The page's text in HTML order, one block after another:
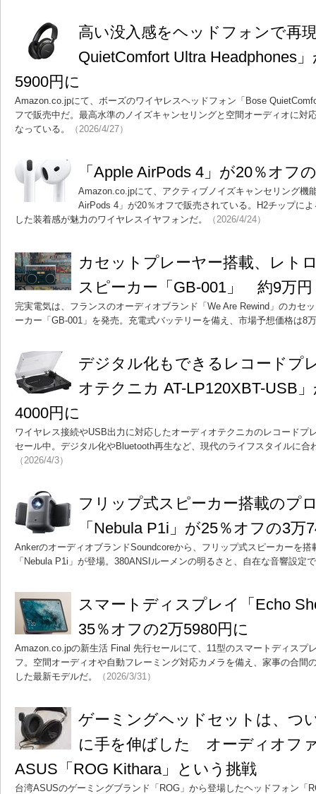
高い没入感をヘッドフォンで再
QuietComfort Ultra Headphones
5900円に
Amazon.co.jpにて、ボーズのワイヤレスヘッドフォン「Bose
フで販売中だ。最高水準のノイズキャンセリングと空間オーディオに対
なっている。
（2026/4/27）
「Apple AirPods 4」が20％オフ
Amazon.co.jpにて、アクティブノイズキャンセリング機
AirPods 4」が20％オフで販売されている。H2チップに
した装着感が魅力のワイヤレスイヤフォンだ。
（2026/4/24）
カセットプレーヤー搭載、レト
スピーカー「GB-001」 約9万円
完実電気は、フランスのオーディオブランド「We Are Rewind」のカセ
ーカー「GB-001」を発売。充電式バッテリーを備え、市場予想価格は8
デジタル化もできるレコードプ
オテクニカ AT-LP120XBT-USB
4000円に
ワイヤレス接続やUSB出力に対応したオーディオテクニカのレコードプ
セール中。デジタル化やBluetooth再生など、現代のライフスタイルに合
（2026/4/3）
フリップ式スピーカー搭載のプ
「Nebula P1i」が25％オフの3万
AnkerのオーディオブランドSoundcoreから、フリップ式スピーカーを
「Nebula P1i」が登場。380ANSIルーメンの明るさと、自在な音響設定
スマートディスプレイ「Echo
35％オフの2万5980円に
Amazon.co.jpの新生活 Final 先行セールにて、11型のスマートディスプ
フ。空間オーディオや自動フレーミング対応カメラを備え、家事の合間
した最新モデルだ。
（2026/3/31）
ゲーミングヘッドセットは、つ
に手を伸ばした オーディオフ
ASUS「ROG Kithara」という挑戦
台湾ASUSのゲーミングブランド「ROG」から登場したヘッドフォン「